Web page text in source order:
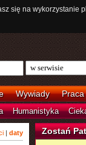
się na
Wywiady Praca
Humanistyka
| daty Zostań